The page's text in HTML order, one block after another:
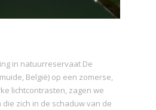
in natuurreservaat De
België) op een zomerse,
lichtcontrasten, zagen we
zich in de schaduw van de